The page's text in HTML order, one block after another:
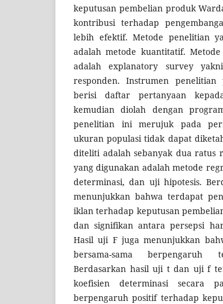
keputusan pembelian produk
kontribusi terhadap
lebih efektif. Metode penelitian
adalah metode kuantitatif.
adalah explanatory survey
responden. Instrumen
berisi daftar pertanyaan
kemudian diolah dengan
penelitian ini merujuk pada
ukuran populasi tidak dapat
diteliti adalah sebanyak dua ratus
yang digunakan adalah metode
determinasi, dan uji hipotesis.
menunjukkan bahwa terdapat
iklan terhadap keputusan
dan signifikan antara persepsi
Hasil uji F juga menunjukkan
bersama-sama berpengaruh
Berdasarkan hasil uji t dan uji f
koefisien determinasi secara
berpengaruh positif terhadap